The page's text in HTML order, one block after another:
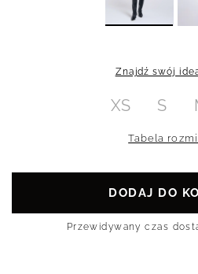
XS S
Znajdź swój
Tabela
DODAJ DO
Przewidywany czas